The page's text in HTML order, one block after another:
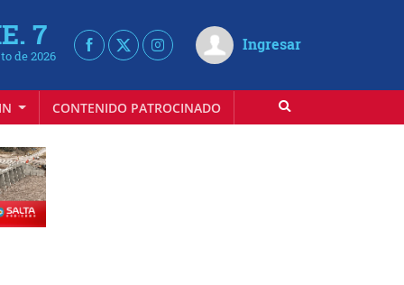
7
de 2026
Ingresar
CONTENIDO PATROCINADO